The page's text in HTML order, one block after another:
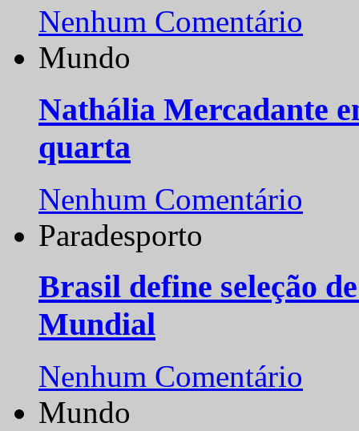
Nenhum Comentário
Mundo
Nathália Mercadante
quarta
Nenhum Comentário
Paradesporto
Brasil define seleção
Mundial
Nenhum Comentário
Mundo